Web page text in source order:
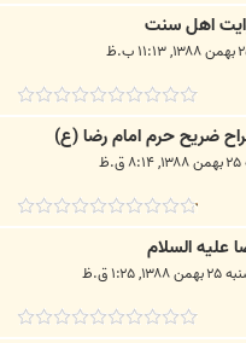
اهل سنت
ضريح حرم امام رضا (ع)
علیه السلام
۱:۲۵ ق.ظ